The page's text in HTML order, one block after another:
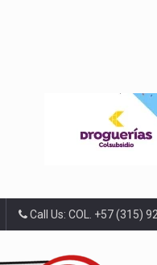
Call Us: COL. +57 (315)